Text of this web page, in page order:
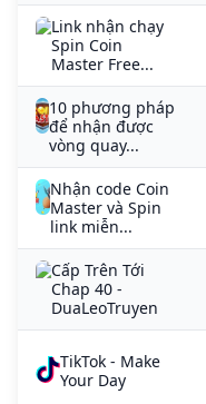
Link nhận chạy
Spin Coin
Master Free...
10 phương pháp
để nhận được
vòng quay...
Nhận code Coin
Master và Spin
link miễn...
Cấp Trên Tới
Chap 40 -
DuaLeoTruyen
TikTok - Make
Your Day